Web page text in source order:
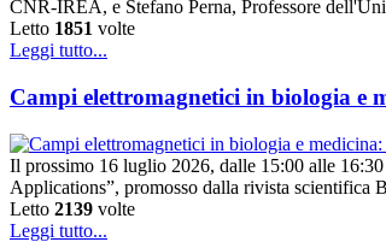
CNR-IREA, e Stefano Perna, Professore
Letto 1851 volte
Leggi tutto...
Campi elettromagnetici in biologia e
Il prossimo 16 luglio 2026, dalle 15:00 alle
Applications”, promosso dalla rivista scientifica
Letto 2139 volte
Leggi tutto...